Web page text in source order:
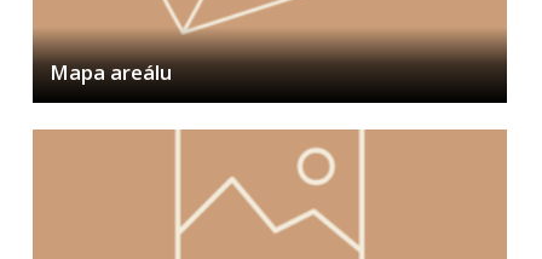
3D model mesta Banská Bystrica
Gisplan mesta Banská Bystrica
Ankety
Mapa areálu